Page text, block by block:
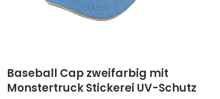
Baseball Cap zweifarbig mit
Monstertruck Stickerei UV-Schutz